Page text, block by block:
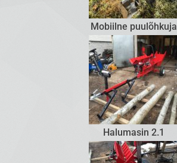
Mobiilne puulõhkuja
Halumasin 2.1